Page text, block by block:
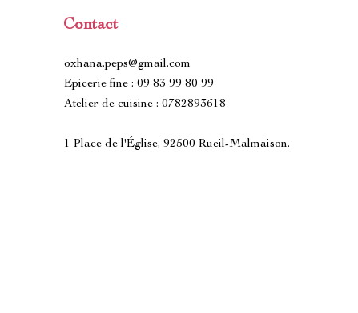
Contact
oxhana.peps@gmail.com
Epicerie fine : 09 83 99 80 99
Atelier de cuisine : 0782893618
1 Place de l'Église, 92500 Rueil-Malmaison.